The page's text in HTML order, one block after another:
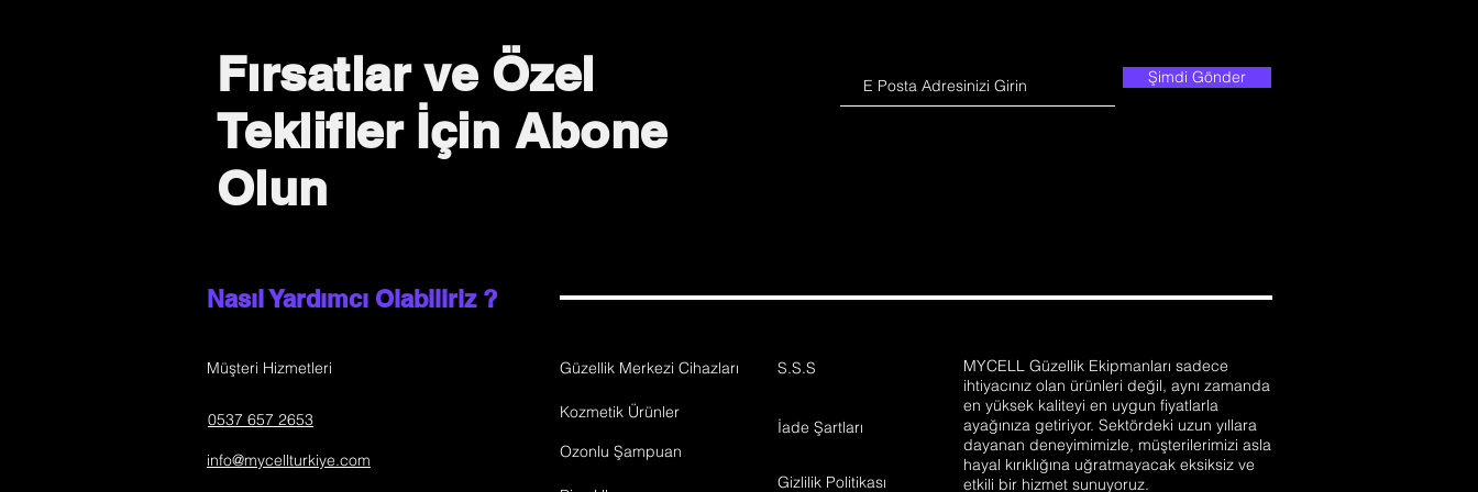
Fırsatlar ve Özel
Teklifler İçin Abone
Olun
Şimdi Gönder
Nasıl Yardımcı Olabiliriz ?
Müşteri Hizmetleri
0537 657 2653
info@mycellturkiye.com
Güzellik Merkezi Cihazları
Kozmetik Ürünler
Ozonlu Şampuan
S.S.S
İade Şartları
Gizlilik Politikası
MYCELL Güzellik Ekipmanları sadece
ihtiyacınız olan ürünleri değil, aynı zamanda
en yüksek kaliteyi en uygun fiyatlarla
ayağınıza getiriyor. Sektördeki uzun yıllara
dayanan deneyimimizle, müşterilerimizi asla
hayal kırıklığına uğratmayacak eksiksiz ve
etkili bir hizmet sunuyoruz.